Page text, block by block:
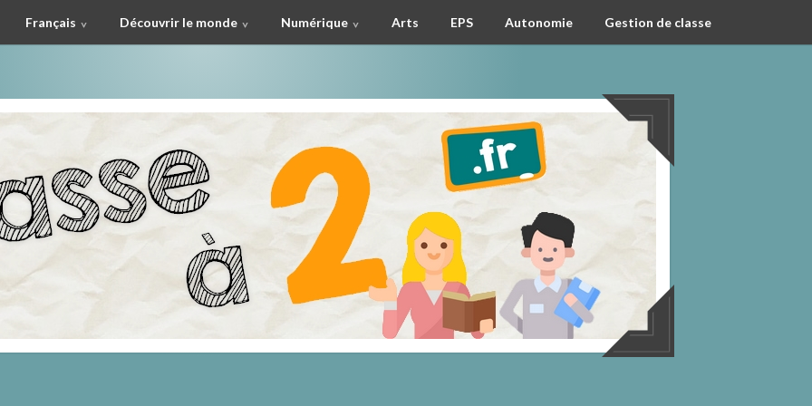
Français Découvrir le monde Numérique Arts EPS Autonomie Gestion de classe